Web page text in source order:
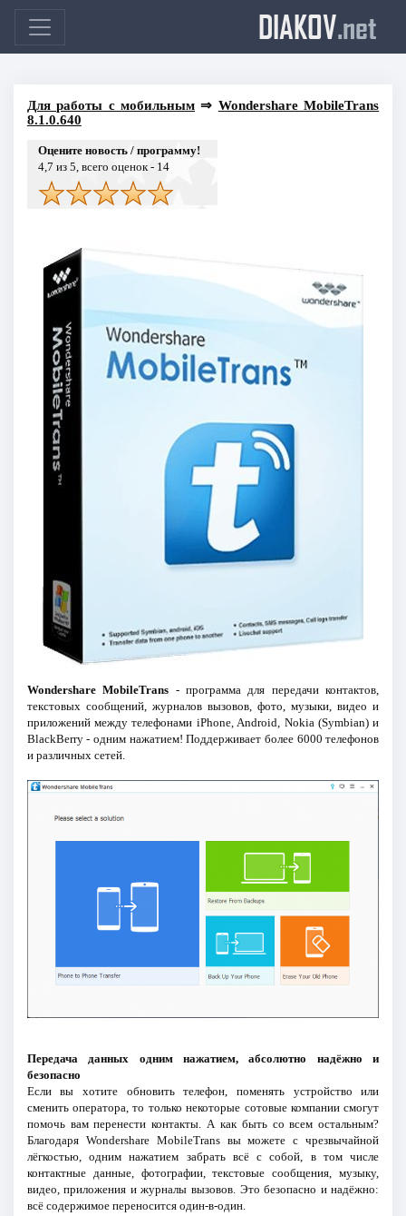
DIAKOV.net
Для работы с мобильным ⇒ Wondershare MobileTrans
8.1.0.640
Оцените новость / программу!
4,7 из 5, всего оценок - 14
Wondershare MobileTrans - программа для передачи контактов,
текстовых сообщений, журналов вызовов, фото, музыки, видео и
приложений между телефонами iPhone, Android, Nokia (Symbian) и
BlackBerry - одним нажатием! Поддерживает более 6000 телефонов
и различных сетей.
Передача данных одним нажатием, абсолютно надёжно и
безопасно
Если вы хотите обновить телефон, поменять устройство или
сменить оператора, то только некоторые сотовые компании смогут
помочь вам перенести контакты. А как быть со всем остальным?
Благодаря Wondershare MobileTrans вы можете с чрезвычайной
лёгкостью, одним нажатием забрать всё с собой, в том числе
контактные данные, фотографии, текстовые сообщения, музыку,
видео, приложения и журналы вызовов. Это безопасно и надёжно:
всё содержимое переносится один-в-один.